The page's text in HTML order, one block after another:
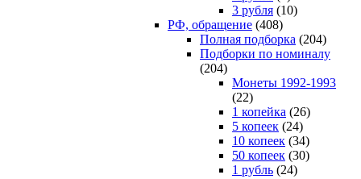
3 рубля (10)
РФ, обращение (408)
Полная подборка (204)
Подборки по номиналу
(204)
Монеты 1992-1993
(22)
1 копейка (26)
5 копеек (24)
10 копеек (34)
50 копеек (30)
1 рубль (24)